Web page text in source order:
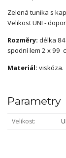
Zelená tunika s
Velikost UNI -
Rozměry: délka
spodní lem 2 x 99
Materiál: viskóza.
Parametry
Velikost